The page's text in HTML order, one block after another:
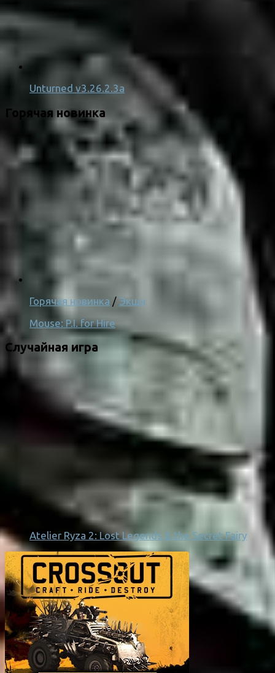
Unturned v3.26.2.3a
Горячая новинка
Горячая новинка / Экшн
Mouse: P.I. for Hire
Случайная игра
Atelier Ryza 2: Lost Legends & the Secret Fairy